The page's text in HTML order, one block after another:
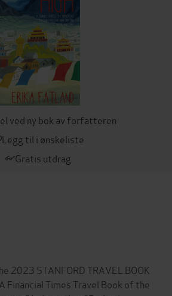
ved ny bok av forfatteren
Legg til i ønskeliste
Gratis utdrag
2023 STANFORD TRAVEL BOOK
Financial Times Travel Book of the